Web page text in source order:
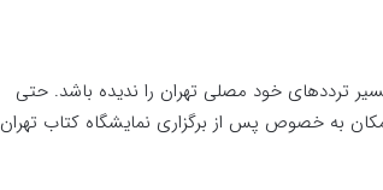
ترددهای خود مصلی تهران را ندیده باشد. حتی
مکان به خصوص پس از برگزاری نمایشگاه کتاب تهران